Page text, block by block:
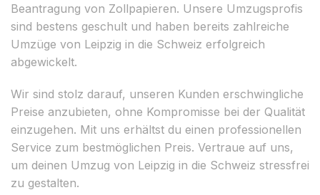
Beantragung von Zollpapieren. Unsere Umzugsprofis
sind bestens geschult und haben bereits zahlreiche
Umzüge von Leipzig in die Schweiz erfolgreich
abgewickelt.
Wir sind stolz darauf, unseren Kunden erschwingliche
Preise anzubieten, ohne Kompromisse bei der Qualität
einzugehen. Mit uns erhältst du einen professionellen
Service zum bestmöglichen Preis. Vertraue auf uns,
um deinen Umzug von Leipzig in die Schweiz stressfrei
zu gestalten.